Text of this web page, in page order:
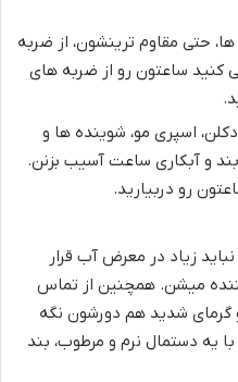
حتی مقاوم ترینشون، از ضربه
کنید ساعتون رو از ضربه های
اسپری مو، شوینده ها و
و آبکاری ساعت آسیب بزنن.
رو دربیارید.
زیاد در معرض آب قرار
میشن. همچنین از تماس
گرمای شدید هم دورشون نگه
یه دستمال نرم و مرطوب، بند